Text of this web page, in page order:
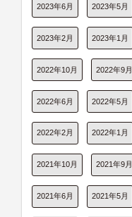
2023年6月 2023年5月
2023年2月 2023年1月
2022年10月 2022年9月
2022年6月 2022年5月
2022年2月 2022年1月
2021年10月 2021年9月
2021年6月 2021年5月